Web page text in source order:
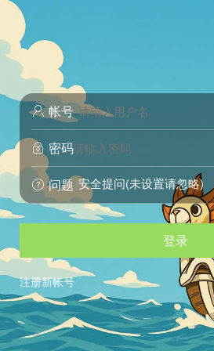
 帐号
 密码
 问题 安全提问(未设置请忽略)
登录
注册新帐号